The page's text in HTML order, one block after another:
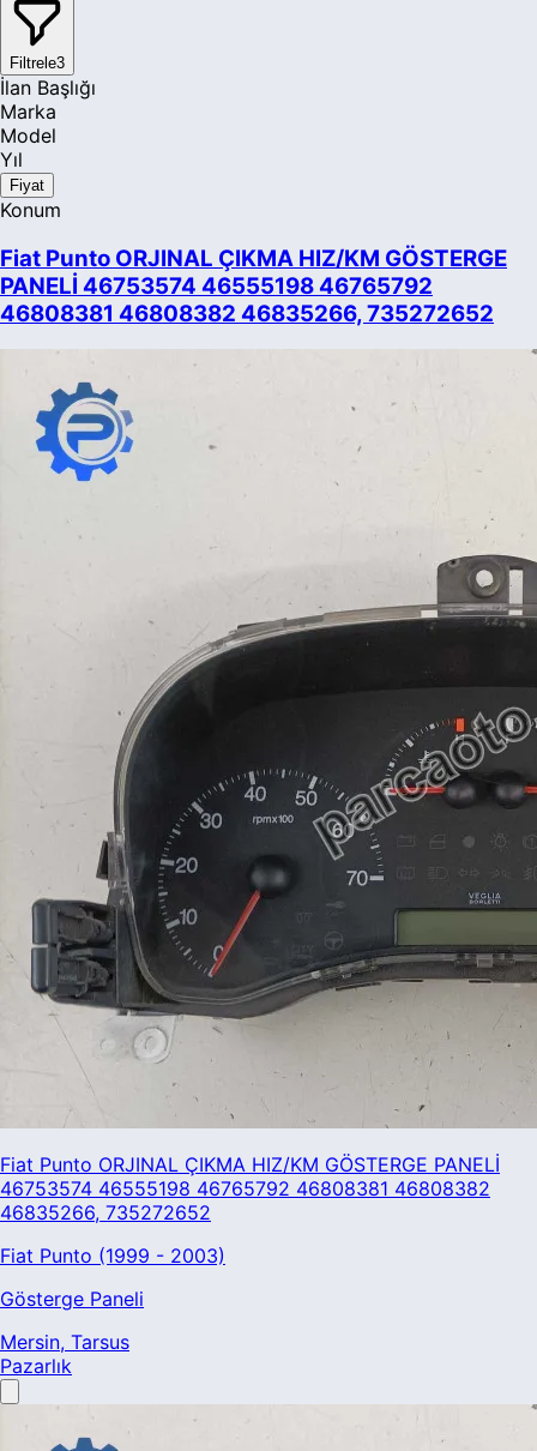
Filtrele3
İlan Başlığı
Marka
Model
Yıl
Fiyat
Konum
Fiat Punto ORJINAL ÇIKMA HIZ/KM GÖSTERGE
PANELİ 46753574 46555198 46765792
46808381 46808382 46835266, 735272652
Fiat Punto ORJINAL ÇIKMA HIZ/KM GÖSTERGE PANELİ
46753574 46555198 46765792 46808381 46808382
46835266, 735272652
Fiat Punto (1999 - 2003)
Gösterge Paneli
Mersin, Tarsus
Pazarlık